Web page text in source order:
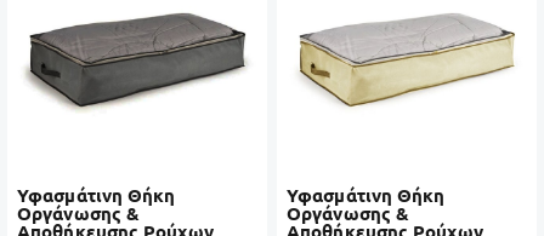
Υφασμάτινη Θήκη
Οργάνωσης &
Αποθήκευσης Ρούχων
Υφασμάτινη Θήκη
Οργάνωσης &
Αποθήκευσης Ρούχων